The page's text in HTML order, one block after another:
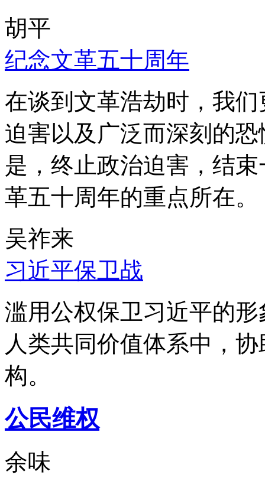
胡平
纪念文革五十周年
在谈到文革浩劫时，我
迫害以及广泛而深刻的
是，终止政治迫害，结
革五十周年的重点所在。
吴祚来
习近平保卫战
滥用公权保卫习近平的
人类共同价值体系中，
构。
公民维权
余味